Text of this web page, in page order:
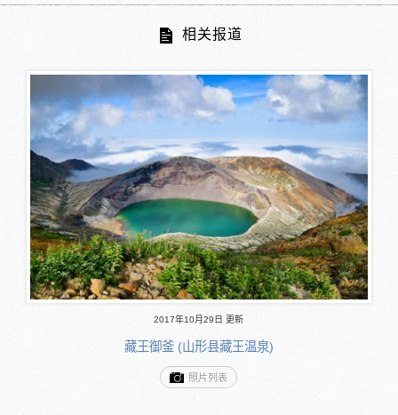
相关报道
2017年10月29日 更新
藏王御釜 (山形县藏王温泉)
照片列表